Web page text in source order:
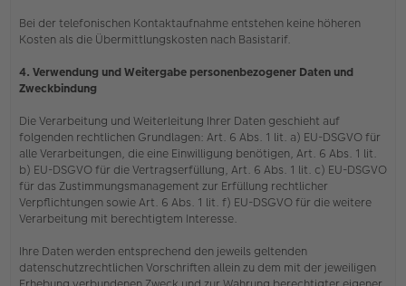
Bei der telefonischen Kontaktaufnahme entstehen keine höheren
Kosten als die Übermittlungskosten nach Basistarif.
4. Verwendung und Weitergabe personenbezogener Daten und
Zweckbindung
Die Verarbeitung und Weiterleitung Ihrer Daten geschieht auf
folgenden rechtlichen Grundlagen: Art. 6 Abs. 1 lit. a) EU-DSGVO für
alle Verarbeitungen, die eine Einwilligung benötigen, Art. 6 Abs. 1 lit.
b) EU-DSGVO für die Vertragserfüllung, Art. 6 Abs. 1 lit. c) EU-DSGVO
für das Zustimmungsmanagement zur Erfüllung rechtlicher
Verpflichtungen sowie Art. 6 Abs. 1 lit. f) EU-DSGVO für die weitere
Verarbeitung mit berechtigtem Interesse.
Ihre Daten werden entsprechend den jeweils geltenden
datenschutzrechtlichen Vorschriften allein zu dem mit der jeweiligen